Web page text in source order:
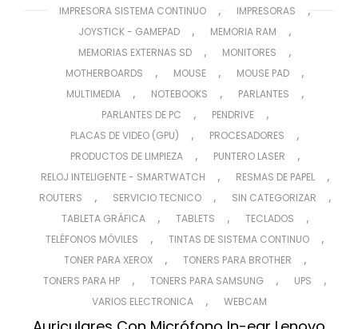
IMPRESORA SISTEMA CONTINUO , IMPRESORAS ,
JOYSTICK - GAMEPAD , MEMORIA RAM ,
MEMORIAS EXTERNAS SD , MONITORES ,
MOTHERBOARDS , MOUSE , MOUSE PAD ,
MULTIMEDIA , NOTEBOOKS , PARLANTES ,
PARLANTES DE PC , PENDRIVE ,
PLACAS DE VIDEO (GPU) , PROCESADORES ,
PRODUCTOS DE LIMPIEZA , PUNTERO LASER ,
RELOJ INTELIGENTE - SMARTWATCH , RESMAS DE PAPEL ,
ROUTERS , SERVICIO TECNICO , SIN CATEGORIZAR ,
TABLETA GRÁFICA , TABLETS , TECLADOS ,
TELÉFONOS MÓVILES , TINTAS DE SISTEMA CONTINUO ,
TONER PARA XEROX , TONERS PARA BROTHER ,
TONERS PARA HP , TONERS PARA SAMSUNG , UPS ,
VARIOS ELECTRONICA , WEBCAM